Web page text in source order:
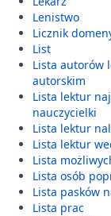
Lenistwo
Licznik
List
Lista autorów
autorskim
Lista lektur
nauczycielki
Lista lektur
Lista lektur
Lista
Lista osób
Lista pasków
Lista prac